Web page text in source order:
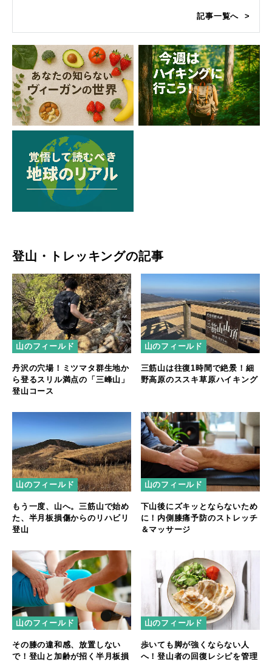
記事一覧へ
登山・トレッキングの記事
山のフィールド
丹沢の穴場！ミツマタ群生地か
ら登るスリル満点の「三峰山」
登山コース
山のフィールド
三筋山は往復1時間で絶景！細
野高原のススキ草原ハイキング
山のフィールド
もう一度、山へ。三筋山で始め
た、半月板損傷からのリハビリ
登山
山のフィールド
下山後にズキッとならないため
に！内側膝痛予防のストレッチ
＆マッサージ
山のフィールド
その膝の違和感、放置しない
で！登山と加齢が招く半月板損
山のフィールド
歩いても脚が強くならない人
へ！登山者の回復レシピを管理